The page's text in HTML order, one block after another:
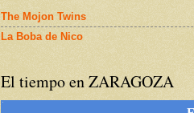
The Mojon Twins
La Boba de Nico
El tiempo en ZARAGOZA